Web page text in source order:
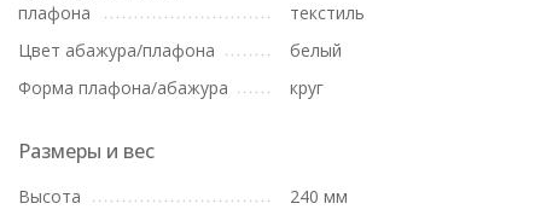
плафона
текстиль
Цвет абажура/плафона
белый
Форма плафона/абажура
круг
Размеры и вес
Высота
240 мм